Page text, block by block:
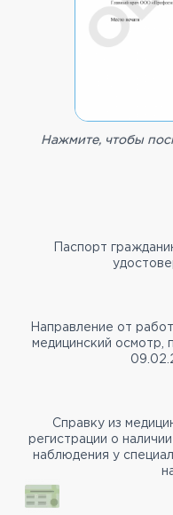
Нажмите, чтобы
Паспорт
Направление от
медицинский осмотр,
Справку из
регистрации о
наблюдения у